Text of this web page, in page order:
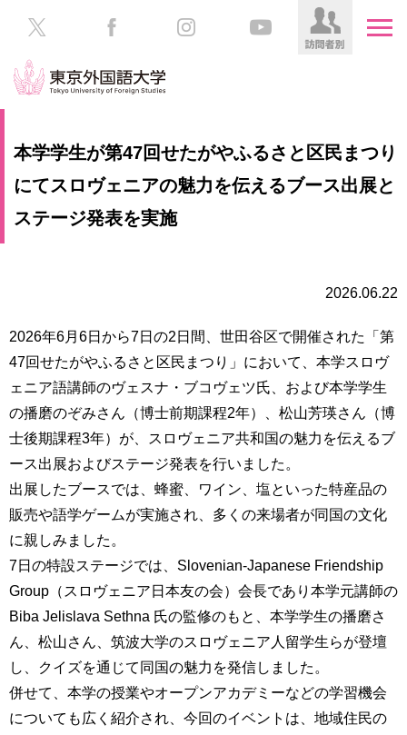
大
案
学
院
教
育
研
社
会
連
入
試
報
寄
験
生
の
方
方
護
者
の
卒
業
生
方
一
般・
域
の
本学学生が第47回せたがやふるさと区民まつり
にてスロヴェニアの魅力を伝えるブース出展と
ステージ発表を実施
2026.06.22
2026年6月6日から7日の2日間、世田谷区で開催された「第
47回せたがやふるさと区民まつり」において、本学スロヴ
ェニア語講師のヴェスナ・ブコヴェツ氏、および本学学生
の播磨のぞみさん（博士前期課程2年）、松山芳瑛さん（博
士後期課程3年）が、スロヴェニア共和国の魅力を伝えるブ
ース出展およびステージ発表を行いました。
出展したブースでは、蜂蜜、ワイン、塩といった特産品の
販売や語学ゲームが実施され、多くの来場者が同国の文化
に親しみました。
7日の特設ステージでは、Slovenian-Japanese Friendship
Group（スロヴェニア日本友の会）会長であり本学元講師の
Biba Jelislava Sethna 氏の監修のもと、本学学生の播磨さ
ん、松山さん、筑波大学のスロヴェニア人留学生らが登壇
し、クイズを通じて同国の魅力を発信しました。
併せて、本学の授業やオープンアカデミーなどの学習機会
についても広く紹介され、今回のイベントは、地域住民の